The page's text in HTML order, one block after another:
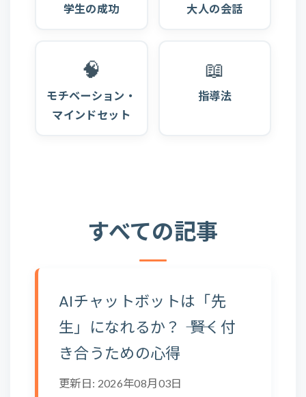
学生の成功 大人の会話
🧠
モチベーション・
マインドセット
📖
指導法
すべての記事
AIチャットボットは「先
生」になれるか？ ―― 賢く付
き合うための心得
更新日: 2026年08月03日